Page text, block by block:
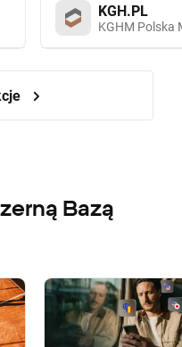
KGH.PL
KGHM Polska
Bazą